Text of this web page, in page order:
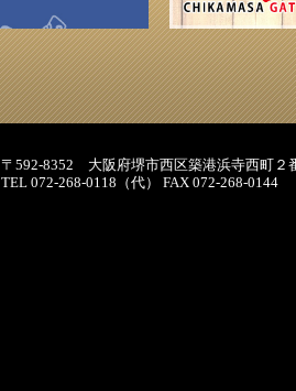
〒592-8352 大阪府堺市西区築港浜寺西町２
TEL 072-268-0118（代） FAX 072-268-0144